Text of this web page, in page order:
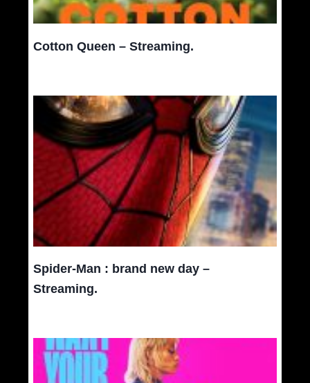
Cotton Queen – Streaming.
Spider-Man : brand new day –
Streaming.